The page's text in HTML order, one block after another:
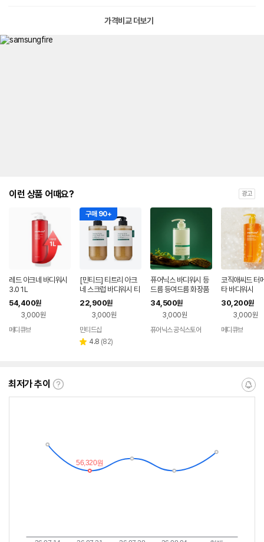
가격비교 더보기
이런 상품 어때요? 광고
레드 아크네 바디워시
3.0 1L
54,400원
3,000원
메디큐브
구매 90+
[민티드] 티트리 아크
네 스크럽 바디워시 티
트리향, 500ml, 2개
22,900원
3,000원
페이
민티드샵
별 4.8 리
(82)
퓨어닉스 바디워시 등
드름 등여드름 화장품
34,500원
3,000원
퓨어닉스 공식스토어
코직애씨드 터
타 바디워시
30,200원
3,000원
메디큐브
최저가 추이
최
알